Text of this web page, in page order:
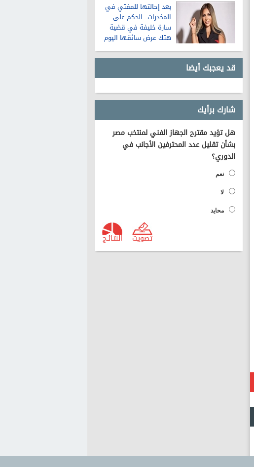
بعد إحالتها للمفتي في
المخدرات.. الحكم على
سارة خليفة في قضية
هتك عرض سائقها اليوم
قد يعجبك أيضا
شارك برأيك
هل تؤيد مقترح الجهاز الفني لمنتخب مصر
بشأن تقليل عدد المحترفين الأجانب في
الدوري؟
نعم
لا
محايد
النتـائـج تصويت